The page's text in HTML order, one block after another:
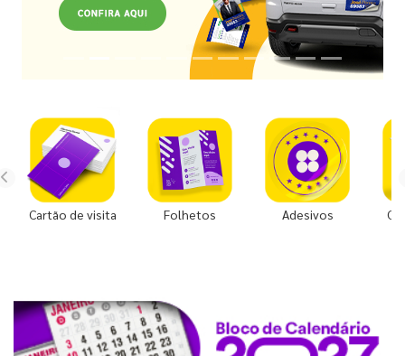
Cartão de visita Folhetos Adesivos